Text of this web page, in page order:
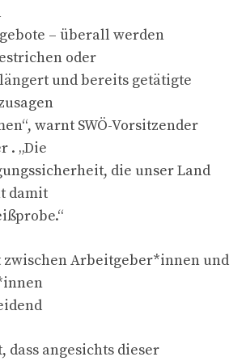
– überall werden
oder
und bereits getätigte
warnt SWÖ-Vorsitzender
. „Die
die unser Land
damit
Arbeitgeber*innen und
dass angesichts dieser